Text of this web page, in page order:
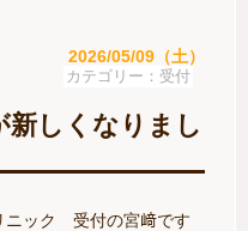
2026/05/09（土）
受付
新しくなりまし
ニック 受付の宮﨑です